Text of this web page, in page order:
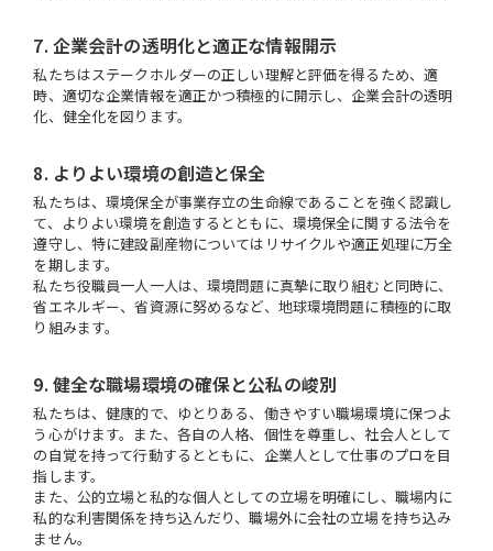
7. 企業会計の透明化と適正な情報開示
私たちはステークホルダーの正しい理解と評価を得るため、適
時、適切な企業情報を適正かつ積極的に開示し、企業会計の透明
化、健全化を図ります。
8. よりよい環境の創造と保全
私たちは、環境保全が事業存立の生命線であることを強く認識し
て、よりよい環境を創造するとともに、環境保全に関する法令を
遵守し、特に建設副産物についてはリサイクルや適正処理に万全
を期します。
私たち役職員一人一人は、環境問題に真摯に取り組むと同時に、
省エネルギー、省資源に努めるなど、地球環境問題に積極的に取
り組みます。
9. 健全な職場環境の確保と公私の峻別
私たちは、健康的で、ゆとりある、働きやすい職場環境に保つよ
う心がけます。また、各自の人格、個性を尊重し、社会人として
の自覚を持って行動するとともに、企業人として仕事のプロを目
指します。
また、公的立場と私的な個人としての立場を明確にし、職場内に
私的な利害関係を持ち込んだり、職場外に会社の立場を持ち込み
ません。